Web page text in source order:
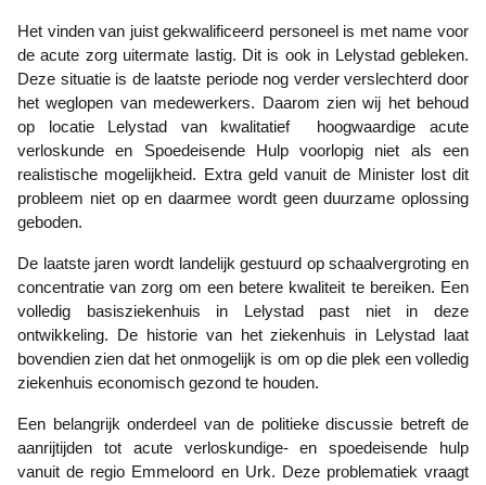
Het vinden van juist gekwalificeerd personeel is met name voor
de acute zorg uitermate lastig. Dit is ook in Lelystad gebleken.
Deze situatie is de laatste periode nog verder verslechterd door
het weglopen van medewerkers. Daarom zien wij het behoud
op locatie Lelystad van kwalitatief hoogwaardige acute
verloskunde en Spoedeisende Hulp voorlopig niet als een
realistische mogelijkheid. Extra geld vanuit de Minister lost dit
probleem niet op en daarmee wordt geen duurzame oplossing
geboden.
De laatste jaren wordt landelijk gestuurd op schaalvergroting en
concentratie van zorg om een betere kwaliteit te bereiken. Een
volledig basisziekenhuis in Lelystad past niet in deze
ontwikkeling. De historie van het ziekenhuis in Lelystad laat
bovendien zien dat het onmogelijk is om op die plek een volledig
ziekenhuis economisch gezond te houden.
Een belangrijk onderdeel van de politieke discussie betreft de
aanrijtijden tot acute verloskundige- en spoedeisende hulp
vanuit de regio Emmeloord en Urk. Deze problematiek vraagt